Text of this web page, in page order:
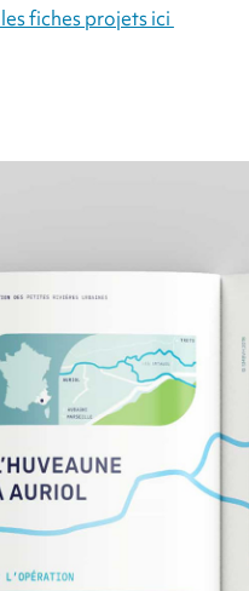
fiches projets ici